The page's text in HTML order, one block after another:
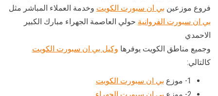
فروع موزعين بي ان سبورت الكويت وخدمة العملاء المباشر مثل
بي ان سبورت الفروانية حولي العاصمة الجهراء مبارك الكبير
الاحمدي
وجميع مناطق الكويت يوفرها وكيل بي ان سبورت الكويت
كالتالي:
1- موزع
بي ان سبورت الكويت